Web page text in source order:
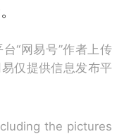
“网易号”作者上传
仅提供信息发布平
the pictures